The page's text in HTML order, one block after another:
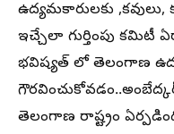
ఉద్యమకారులకు ,కవులు,
ఇచ్చేలా గుర్తింపు కమిటీ
భవిష్యత్ లో తెలంగాణ
తెలంగాణ రాష్ట్రం